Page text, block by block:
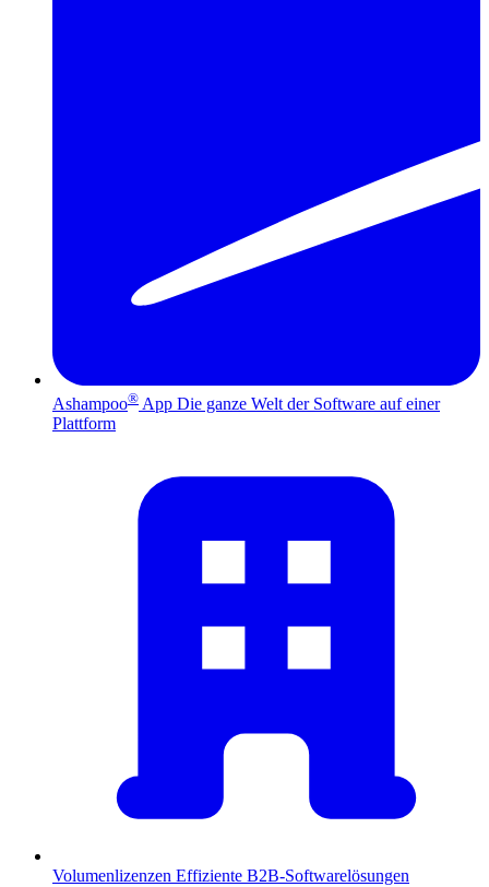
Ashampoo® App Die ganze Welt der Software auf einer
Plattform
Volumenlizenzen Effiziente B2B-Softwarelösungen